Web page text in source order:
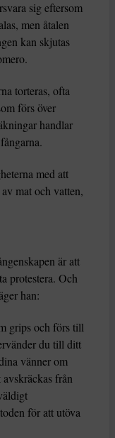
sig eftersom
men åtalen
kan skjutas
torteras, ofta
förs över
handlar
med att
mat och vatten,
är att
protestera. Och
han:
grips och förs till
du till ditt
vänner om
från
för att utöva